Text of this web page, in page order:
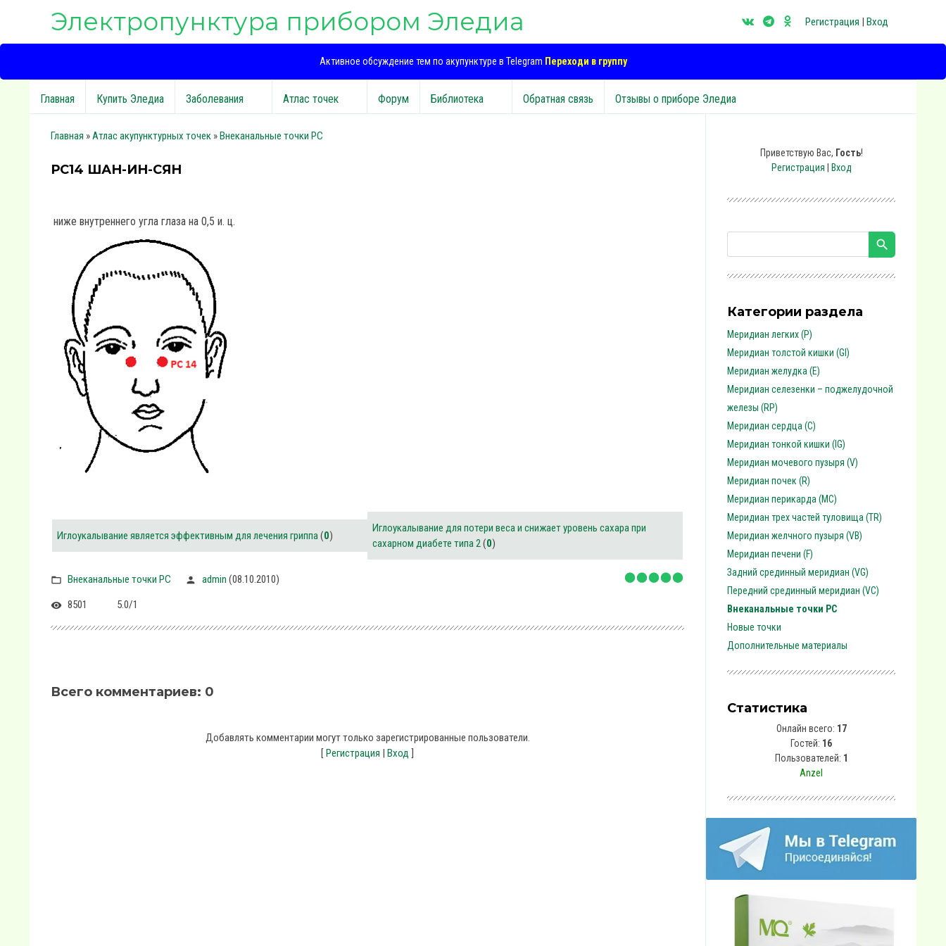
Электропунктура прибором Эледиа Регистрация | Вход
Активное обсуждение тем по акупунктуре в Telegram Переходи в группу
Главная Купить Эледиа Заболевания Атлас точек Форум Библиотека Обратная связь Отзывы о приборе Эледиа
Главная »Атлас акупунктурных точек »Внеканальные точки PC
РС14 ШАН-ИН-СЯН
ниже внутреннего угла глаза на 0,5 и. ц.
Иглоукалывание является эффективным для лечения гриппа(0)
Иглоукалывание для потери веса и снижает уровень сахара при
сахарном диабете типа 2(0)
Внеканальные точки PC admin (08.10.2010)
8501
5.0/1
Всего комментариев: 0
Добавлять комментарии могут только зарегистрированные пользователи.
[Регистрация | Вход ]
Приветствую Вас, Гость!
Регистрация
Вход
Категории раздела
Меридиан легких (P)
Меридиан толстой кишки (GI)
Меридиан желудка (E)
Меридиан селезенки – поджелудочной
железы (RP)
Меридиан сердца (C)
Меридиан тонкой кишки (IG)
Меридиан мочевого пузыря (V)
Меридиан почек (R)
Меридиан перикарда (MC)
Меридиан трех частей туловища (TR)
Меридиан желчного пузыря (VB)
Меридиан печени (F)
Задний срединный меридиан (VG)
Передний срединный меридиан (VC)
Внеканальные точки PC
Новые точки
Дополнительные материалы
Статистика
Онлайн всего: 17
Гостей: 16
Пользователей: 1
Anzel